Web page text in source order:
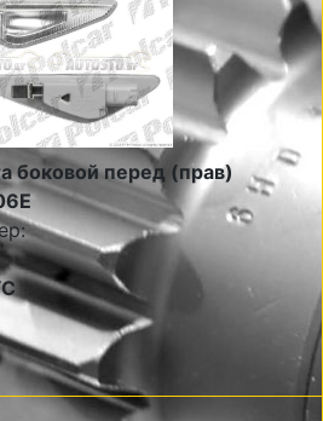
боковой перед (прав)